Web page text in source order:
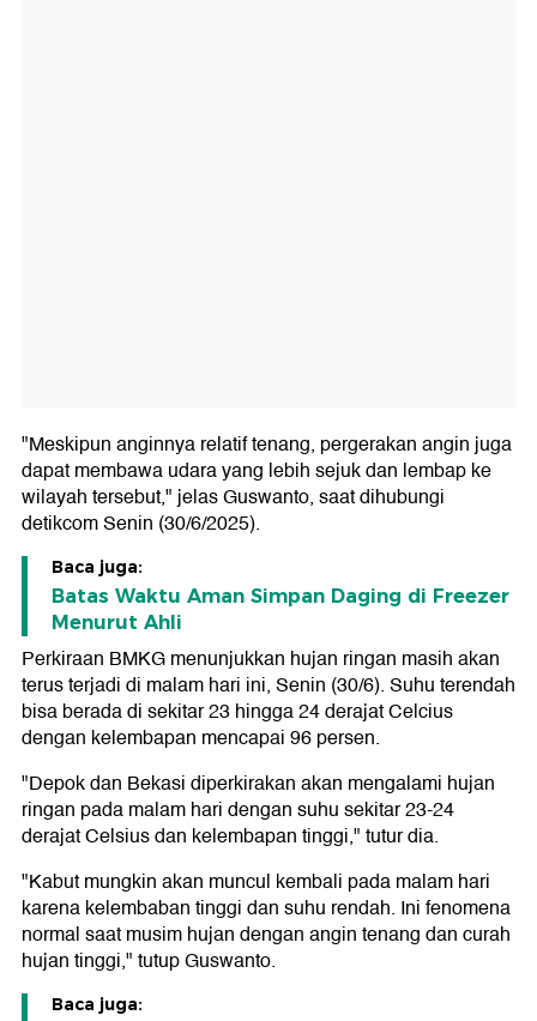
"Meskipun anginnya relatif tenang, pergerakan angin juga
dapat membawa udara yang lebih sejuk dan lembap ke
wilayah tersebut," jelas Guswanto, saat dihubungi
detikcom Senin (30/6/2025).
Baca juga:
Batas Waktu Aman Simpan Daging di Freezer
Menurut Ahli
Perkiraan BMKG menunjukkan hujan ringan masih akan
terus terjadi di malam hari ini, Senin (30/6). Suhu terendah
bisa berada di sekitar 23 hingga 24 derajat Celcius
dengan kelembapan mencapai 96 persen.
"Depok dan Bekasi diperkirakan akan mengalami hujan
ringan pada malam hari dengan suhu sekitar 23-24
derajat Celsius dan kelembapan tinggi," tutur dia.
"Kabut mungkin akan muncul kembali pada malam hari
karena kelembaban tinggi dan suhu rendah. Ini fenomena
normal saat musim hujan dengan angin tenang dan curah
hujan tinggi," tutup Guswanto.
Baca juga: